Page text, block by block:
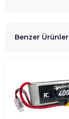
Benzer Ürünler